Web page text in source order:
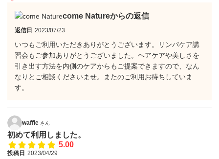
come Natureからの返信
返信日 2023/07/23
いつもご利用いただきありがとうございます。リンパケア講
習会もご参加ありがとうございました。ヘアケアや美しさを
引き出す方法を内側のケアからもご提案できますので、なん
なりとご相談くださいませ。またのご利用お待ちしていま
す。
waffle さん
初めて利用しました。
5.00
投稿日 2023/04/29